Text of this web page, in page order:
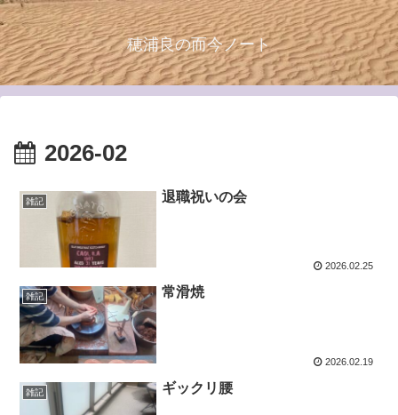
穂浦良の而今ノート
2026-02
雑記 退職祝いの会
2026.02.25
雑記 常滑焼
2026.02.19
雑記 ギックリ腰